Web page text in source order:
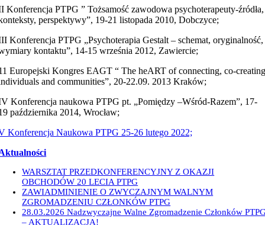
Konferencja PTPG ” Tożsamość zawodowa psychoterapeuty-źródła,
perspektywy”, 19-21 listopada 2010, Dobczyce;
Konferencja PTPG „Psychoterapia Gestalt – schemat, oryginalność,
kontaktu”, 14-15 września 2012, Zawiercie;
Europejski Kongres EAGT “ The heART of connecting, co-
and communities”, 20-22.09. 2013 Kraków;
Konferencja naukowa PTPG pt. „Pomiędzy –Wśród-Razem”, 17-
października 2014, Wrocław;
Konferencja Naukowa PTPG 25-26 lutego 2022;
WARSZTAT PRZEDKONFERENCYJNY Z OKAZJI
OBCHODÓW 20 LECIA PTPG
ZAWIADMINIENIE O ZWYCZAJNYM WALNYM
ZGROMADZENIU CZŁONKÓW PTPG
28.03.2026 Nadzwyczajne Walne Zgromadzenie Członków
– AKTUALIZACJA!